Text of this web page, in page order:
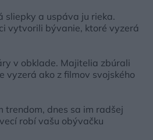
sliepky a uspáva ju rieka.
vytvorili bývanie, ktoré vyzerá
v obklade. Majitelia zbúrali
vyzerá ako z filmov svojského
trendom, dnes sa im radšej
robí vašu obývačku